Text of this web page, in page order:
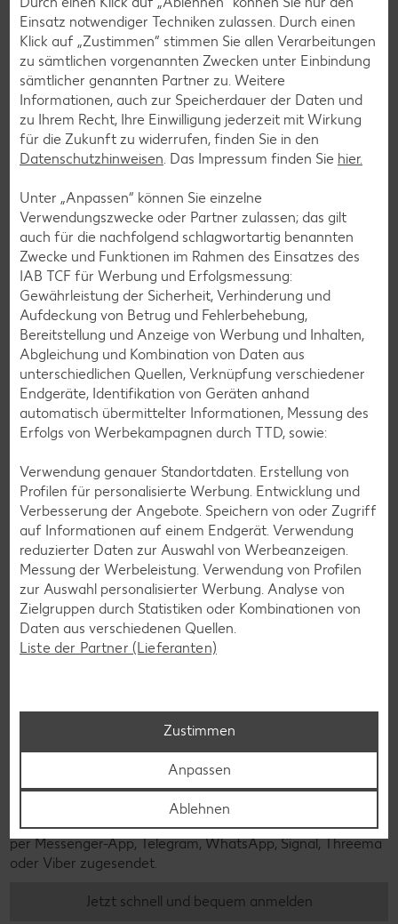
Weitere Informationen
Newsletter-Anmeldung
Abonnenten profitieren von vielen Vorteilen wie den besten
Angeboten zum Donnerstag, Wochenende oder
Wochenstart sowie Aktionen und Gewinnspielen.
Zur Anmeldung
Messenger-Services – Jetzt kostenlos
Mit unserem Messenger-Service erhältst du wöchentlich
unseren aktuellen Prospekt mit den neuesten Angeboten
per Messenger-App, Telegram, WhatsApp, Signal, Threema
oder Viber zugesendet.
Jetzt schnell und bequem anmelden
Einsatz notwendiger Techniken zulassen. Durch einen
Klick auf „Zustimmen“ stimmen Sie allen Verarbeitungen
zu sämtlichen vorgenannten Zwecken unter Einbindung
sämtlicher genannten Partner zu. Weitere
Informationen, auch zur Speicherdauer der Daten und
zu Ihrem Recht, Ihre Einwilligung jederzeit mit Wirkung
für die Zukunft zu widerrufen, finden Sie in den
Datenschutzhinweisen. Das Impressum finden Sie hier.
Unter „Anpassen“ können Sie einzelne
Verwendungszwecke oder Partner zulassen; das gilt
auch für die nachfolgend schlagwortartig benannten
Zwecke und Funktionen im Rahmen des Einsatzes des
IAB TCF für Werbung und Erfolgsmessung:
Gewährleistung der Sicherheit, Verhinderung und
Aufdeckung von Betrug und Fehlerbehebung,
Bereitstellung und Anzeige von Werbung und Inhalten,
Abgleichung und Kombination von Daten aus
unterschiedlichen Quellen, Verknüpfung verschiedener
Endgeräte, Identifikation von Geräten anhand
automatisch übermittelter Informationen, Messung des
Erfolgs von Werbekampagnen durch TTD, sowie:
Verwendung genauer Standortdaten. Erstellung von
Profilen für personalisierte Werbung. Entwicklung und
Verbesserung der Angebote. Speichern von oder Zugriff
auf Informationen auf einem Endgerät. Verwendung
reduzierter Daten zur Auswahl von Werbeanzeigen.
Messung der Werbeleistung. Verwendung von Profilen
zur Auswahl personalisierter Werbung. Analyse von
Zielgruppen durch Statistiken oder Kombinationen von
Daten aus verschiedenen Quellen.
Liste der Partner (Lieferanten)
Zustimmen
Anpassen
Ablehnen